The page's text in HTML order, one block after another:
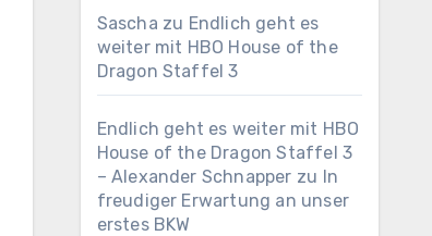
Sascha zu Endlich geht es
weiter mit HBO House of the
Dragon Staffel 3
Endlich geht es weiter mit HBO
House of the Dragon Staffel 3
– Alexander Schnapper zu In
freudiger Erwartung an unser
erstes BKW